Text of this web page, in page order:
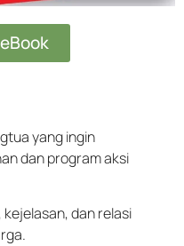
yang ingin
dan program aksi
dan relasi